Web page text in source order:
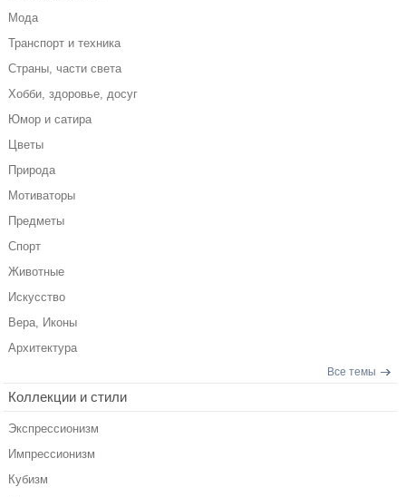
Мода
Транспорт и техника
Страны, части света
Хобби, здоровье, досуг
Юмор и сатира
Цветы
Природа
Мотиваторы
Предметы
Спорт
Животные
Искусство
Вера, Иконы
Архитектура
Все темы
Коллекции и стили
Экспрессионизм
Импрессионизм
Кубизм